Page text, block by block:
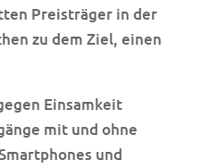
Preisträger in der
zu dem Ziel, einen
Einsamkeit
mit und ohne
und